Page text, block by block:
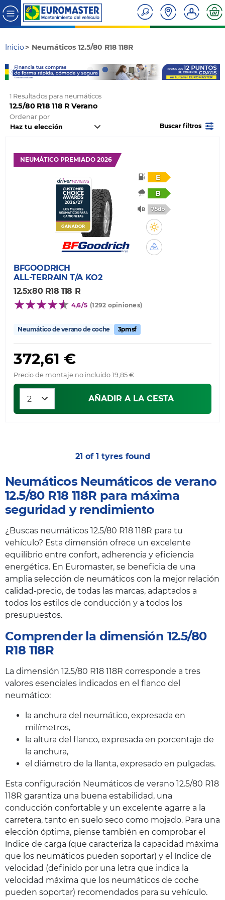
Inicio Neumáticos 12.5/80 R18 118R
1 Resultados para neumáticos
12.5/80 R18 118 R Verano
Ordenar por
Buscar filtros
NEUMÁTICO PREMIADO 2026
E
B
75db
BFGOODRICH
ALL-TERRAIN T/A KO2
12.5x80 R18 118 R
4,6/5 (1292 opiniones)
Neumático de verano de coche 3pmsf
372,61 €
Precio de montaje no incluido 19,85 €
AÑADIR A LA CESTA
21 of 1 tyres found
Neumáticos Neumáticos de verano
12.5/80 R18 118R para máxima
seguridad y rendimiento
¿Buscas neumáticos 12.5/80 R18 118R para tu
vehículo? Esta dimensión ofrece un excelente
equilibrio entre confort, adherencia y eficiencia
energética. En Euromaster, se beneficia de una
amplia selección de neumáticos con la mejor relación
calidad-precio, de todas las marcas, adaptados a
todos los estilos de conducción y a todos los
presupuestos.
Comprender la dimensión 12.5/80
R18 118R
La dimensión 12.5/80 R18 118R corresponde a tres
valores esenciales indicados en el flanco del
neumático:
la anchura del neumático, expresada en
milímetros,
la altura del flanco, expresada en porcentaje de
la anchura,
el diámetro de la llanta, expresado en pulgadas.
Esta configuración Neumáticos de verano 12.5/80 R18
118R garantiza una buena estabilidad, una
conducción confortable y un excelente agarre a la
carretera, tanto en suelo seco como mojado. Para una
elección óptima, piense también en comprobar el
índice de carga (que caracteriza la capacidad máxima
que los neumáticos pueden soportar) y el índice de
velocidad (definido por una letra que indica la
velocidad máxima que los neumáticos de coche
pueden soportar) recomendados para su vehículo.